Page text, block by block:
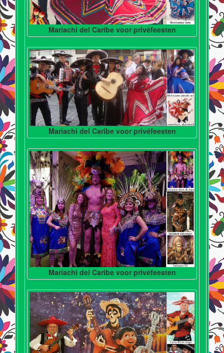
Mariachi del Caribe voor privéfeesten
Mariachi del Caribe voor privéfeesten
Mariachi del Caribe voor privéfeesten